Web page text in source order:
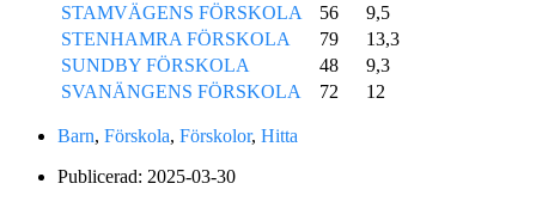
STAMVÄGENS FÖRSKOLA
56
9,5
STENHAMRA FÖRSKOLA
79
13,3
SUNDBY FÖRSKOLA
48
9,3
SVANÄNGENS FÖRSKOLA
72 12
Barn, Förskola, Förskolor, Hitta
Publicerad: 2025-03-30